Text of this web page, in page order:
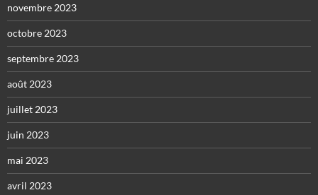
novembre 2023
octobre 2023
septembre 2023
août 2023
juillet 2023
juin 2023
mai 2023
avril 2023